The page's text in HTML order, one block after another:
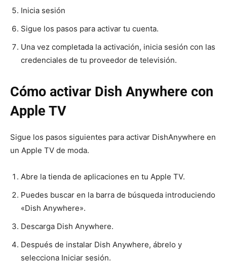
Inicia sesión
Sigue los pasos para activar tu cuenta.
Una vez completada la activación, inicia sesión con las
credenciales de tu proveedor de televisión.
Cómo activar Dish Anywhere con
Apple TV
Sigue los pasos siguientes para activar DishAnywhere en
un Apple TV de moda.
Abre la tienda de aplicaciones en tu Apple TV.
Puedes buscar en la barra de búsqueda introduciendo
«Dish Anywhere».
Descarga Dish Anywhere.
Después de instalar Dish Anywhere, ábrelo y
selecciona Iniciar sesión.